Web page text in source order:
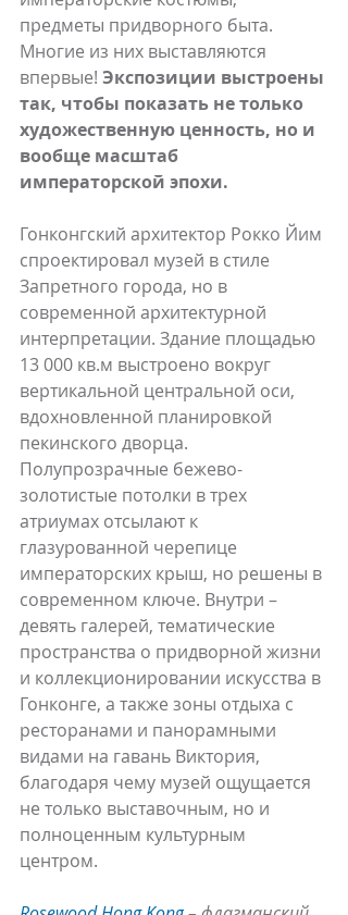
предметы придворного быта.
Многие из них выставляются
впервые! Экспозиции выстроены
так, чтобы показать не только
художественную ценность, но и
вообще масштаб
императорской эпохи.
Гонконгский архитектор Рокко Йим
спроектировал музей в стиле
Запретного города, но в
современной архитектурной
интерпретации. Здание площадью
13 000 кв.м выстроено вокруг
вертикальной центральной оси,
вдохновленной планировкой
пекинского дворца.
Полупрозрачные бежево-
золотистые потолки в трех
атриумах отсылают к
глазурованной черепице
императорских крыш, но решены в
современном ключе. Внутри –
девять галерей, тематические
пространства о придворной жизни
и коллекционировании искусства в
Гонконге, а также зоны отдыха с
ресторанами и панорамными
видами на гавань Виктория,
благодаря чему музей ощущается
не только выставочным, но и
полноценным культурным
центром.